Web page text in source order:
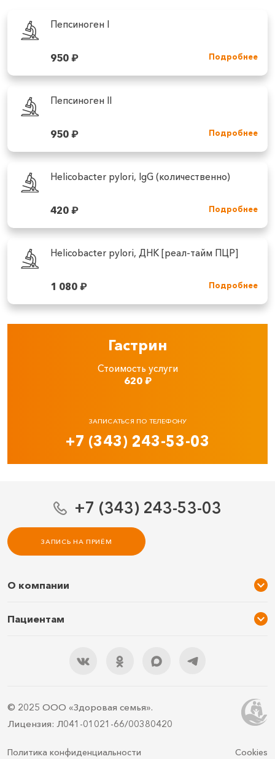
Пепсиноген I
950₽ Подробнее
Пепсиноген II
950₽ Подробнее
Helicobacter pylori, IgG (количественно)
420₽ Подробнее
Helicobacter pylori, ДНК [реал-тайм ПЦР]
1 080₽ Подробнее
Гастрин
Стоимость услуги
620₽
ЗАПИСАТЬСЯ ПО ТЕЛЕФОНУ
+7 (343) 243-53-03
+7 (343) 243-53-03
ЗАПИСЬ НА ПРИЁМ
О компании
Услуги и цены
Контакты
Пациентам
Подарочный сертификат
Правила подготовки
ДМС
© 2025 ООО «Здоровая семья».
Лицензия: Л041-01021-66/00380420
Политика конфиденциальности Cookies